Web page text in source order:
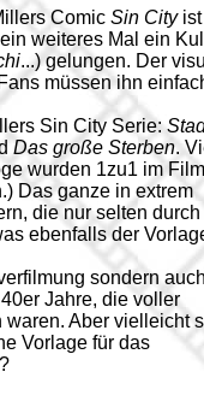
Comic Sin Cityist
weiteres Mal ein
...) gelungen. Der
müssen ihn
Sin City Serie:
Das große Sterben.
wurden 1zu1 im Film
Das ganze in extrem
die nur selten durch
ebenfalls der
sondern
Jahre, die voller
waren. Aber vielleicht
Vorlage für das